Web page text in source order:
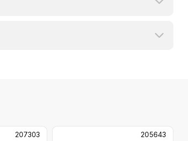
207303 205643